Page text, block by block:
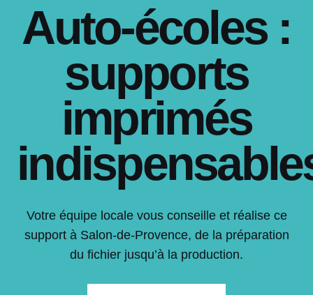
Auto-écoles :
supports
imprimés
Votre équipe locale vous conseille et réalise ce
support à Salon-de-Provence, de la préparation
du fichier jusqu’à la production.